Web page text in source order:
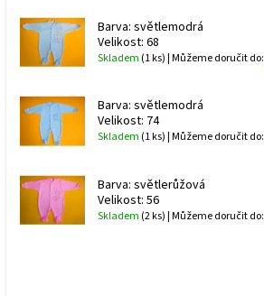
Barva: světlemodrá
Velikost: 68
Skladem (1 ks)| Můžeme doručit do:
Barva: světlemodrá
Velikost: 74
Skladem (1 ks)| Můžeme doručit do:
Barva: světlerůžová
Velikost: 56
Skladem (2 ks)| Můžeme doručit do: